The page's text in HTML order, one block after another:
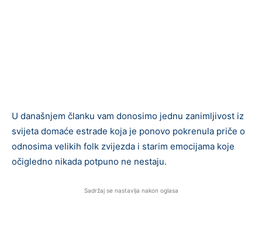
U današnjem članku vam donosimo jednu zanimljivost iz
svijeta domaće estrade koja je ponovo pokrenula priče o
odnosima velikih folk zvijezda i starim emocijama koje
očigledno nikada potpuno ne nestaju.
Sadržaj se nastavlja nakon oglasa